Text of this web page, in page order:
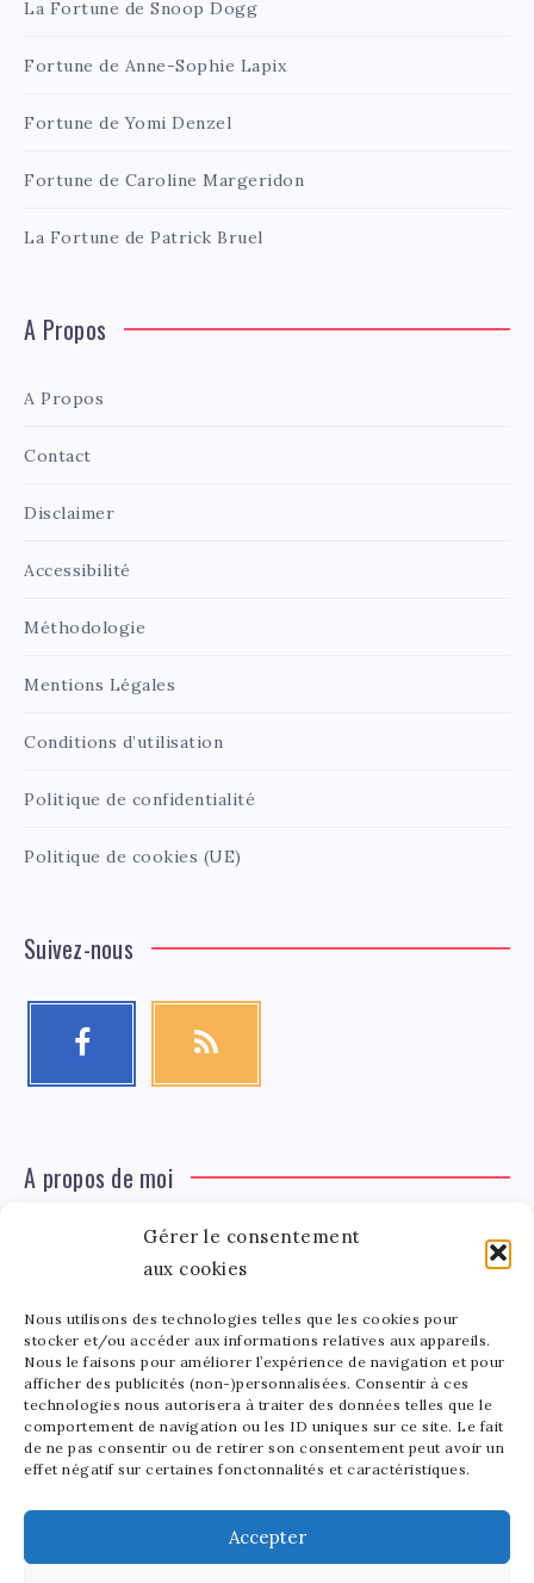
Gérer le consentement
aux cookies
Nous utilisons des technologies telles que les cookies pour
stocker et/ou accéder aux informations relatives aux appareils.
Nous le faisons pour améliorer l’expérience de navigation et pour
afficher des publicités (non-)personnalisées. Consentir à ces
technologies nous autorisera à traiter des données telles que le
comportement de navigation ou les ID uniques sur ce site. Le fait
de ne pas consentir ou de retirer son consentement peut avoir un
effet négatif sur certaines fonctonnalités et caractéristiques.
Accepter
La Fortune de Snoop Dogg
Fortune de Anne-Sophie Lapix
Fortune de Yomi Denzel
Fortune de Caroline Margeridon
La Fortune de Patrick Bruel
A Propos
A Propos
Contact
Disclaimer
Accessibilité
Méthodologie
Mentions Légales
Conditions d’utilisation
Politique de confidentialité
Politique de cookies (UE)
Suivez-nous
A propos de moi
Tinger
Léa Tinger
Fondatrice
Fondatrice de FortunedeStar.com, je fusionne ma
passion pour les cultures et l'économie des célébrités.
Entre la gestion de mon site et la poterie, je trouve le
bonheur dans l'équilibre de mes activités. Mère d'un
bout de chou de 5 ans, je partage avec lui l'amour de
l'art sous toutes ses formes.